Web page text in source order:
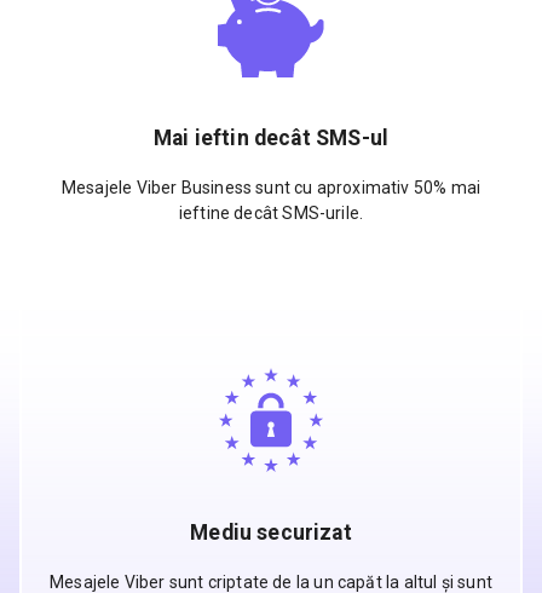
Mai ieftin decât SMS-ul
Mesajele Viber Business sunt cu aproximativ 50% mai
ieftine decât SMS-urile.
Mediu securizat
Mesajele Viber sunt criptate de la un capăt la altul și sunt